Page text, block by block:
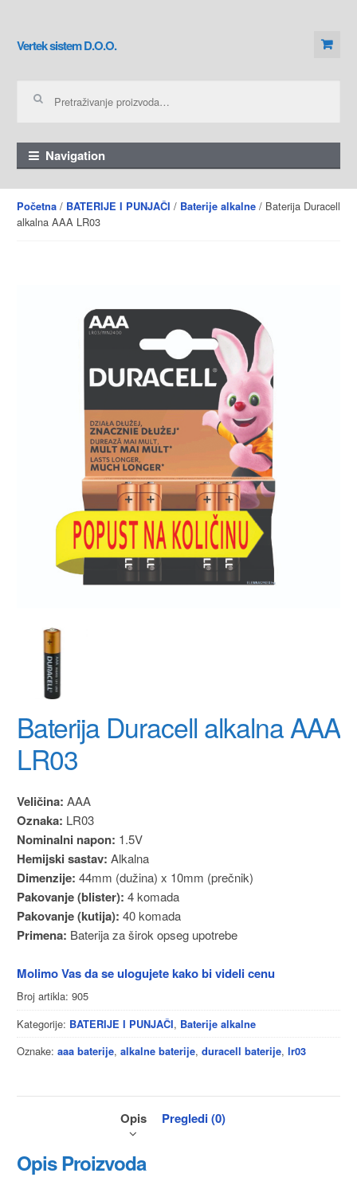
Skip to navigation
Skip to content
Vertek sistem D.O.O.
Navigation
Početna/ BATERIJE I PUNJAČI / Baterije alkalne/ Baterija Duracell
alkalna AAA LR03
Baterija Duracell alkalna AAA
LR03
Veličina: AAA
Oznaka: LR03
Nominalni napon: 1.5V
Hemijski sastav: Alkalna
Dimenzije: 44mm (dužina) x 10mm (prečnik)
Pakovanje (blister): 4 komada
Pakovanje (kutija): 40 komada
Primena: Baterija za širok opseg upotrebe
Molimo Vas da se ulogujete kako bi videli cenu
Broj artikla: 905
Kategorije: BATERIJE I PUNJAČI, Baterije alkalne
Oznake: aaa baterije, alkalne baterije, duracell baterije, lr03
Opis Pregledi (0)
Opis Proizvoda